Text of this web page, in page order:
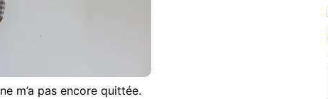
ne m’a pas encore quittée.